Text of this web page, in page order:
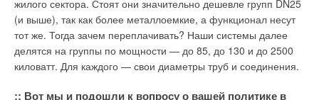
жилого сектора. Стоят они значительно дешевле групп DN25
(и выше), так как более металлоемкие, а функционал несут
тот же. Тогда зачем переплачивать? Наши системы далее
делятся на группы по мощности — до 85, до 130 и до 2500
киловатт. Для каждого — свои диаметры труб и соединения.
:: Вот мы и подошли к вопросу о вашей политике в
являться выбор сечения общего коллектора дымовых газов
при выборе коллективной схемы дымоудаления, то есть
когда все котлы подключены к одной коаксиальной трубе.
Компания ООО «Бош Термотехника» постоянно
совершенствует свою компетенцию в области решений для
Инверторные водонагреватели Royal Thermo: для
быстрого монтажа, простого сервиса и уверенных
продаж
ЖУРНАЛ СОК АПРЕЛЬ 2026
Надёжность, доступность, простота: главные
преимущества on/off сплит-систем
ЖУРНАЛ СОК ИЮНЬ 2025